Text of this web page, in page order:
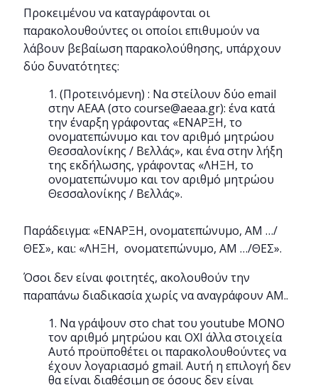
Προκειμένου να καταγράφονται οι
παρακολουθούντες οι οποίοι επιθυμούν να
λάβουν βεβαίωση παρακολούθησης, υπάρχουν
δύο δυνατότητες:
(Προτεινόμενη) : Να στείλουν δύο email
στην ΑΕΑΑ (στο course@aeaa.gr): ένα κατά
την έναρξη γράφοντας «ΕΝΑΡΞΗ, το
ονοματεπώνυμο και τον αριθμό μητρώου
Θεσσαλονίκης / Βελλάς», και ένα στην λήξη
της εκδήλωσης, γράφοντας «ΛΗΞΗ, το
ονοματεπώνυμο και τον αριθμό μητρώου
Θεσσαλονίκης / Βελλάς».
Παράδειγμα: «ΕΝΑΡΞΗ, ονοματεπώνυμο, ΑΜ …/
ΘΕΣ», και: «ΛΗΞΗ, ονοματεπώνυμο, ΑΜ …/ΘΕΣ».
Όσοι δεν είναι φοιτητές, ακολουθούν την
παραπάνω διαδικασία χωρίς να αναγράφουν ΑΜ..
Να γράψουν στο chat του youtube MONO
τον αριθμό μητρώου και ΟΧΙ άλλα στοιχεία
Αυτό προϋποθέτει οι παρακολουθούντες να
έχουν λογαριασμό gmail. Αυτή η επιλογή δεν
θα είναι διαθέσιμη σε όσους δεν είναι